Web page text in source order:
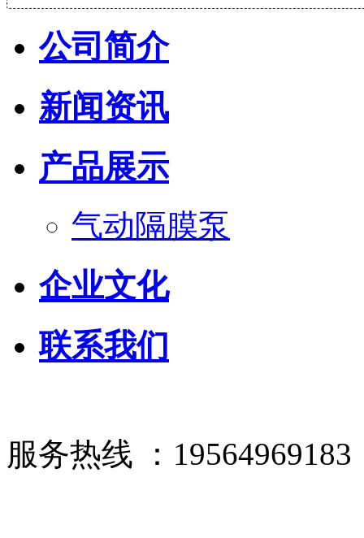
公司简介
新闻资讯
产品展示
气动隔膜泵
企业文化
联系我们
服务热线 ：19564969183